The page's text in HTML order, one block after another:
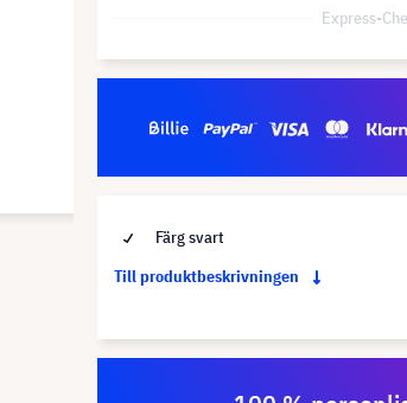
Express-
Färg svart
Till produktbeskrivningen